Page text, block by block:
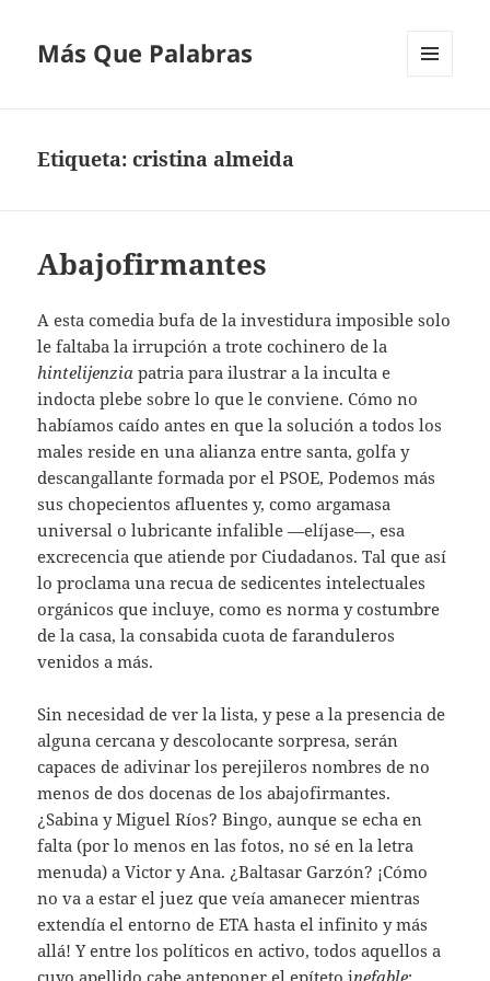
Más Que Palabras
Etiqueta:cristina almeida
Abajofirmantes
A esta comedia bufa de la investidura imposible solo
le faltaba la irrupción a trote cochinero de la
hintelijenzia patria para ilustrar a la inculta e
indocta plebe sobre lo que le conviene. Cómo no
habíamos caído antes en que la solución a todos los
males reside en una alianza entre santa, golfa y
descangallante formada por el PSOE, Podemos más
sus chopecientos afluentes y, como argamasa
universal o lubricante infalible —elíjase—, esa
excrecencia que atiende por Ciudadanos. Tal que así
lo proclama una recua de sedicentes intelectuales
orgánicos que incluye, como es norma y costumbre
de la casa, la consabida cuota de faranduleros
venidos a más.
Sin necesidad de ver la lista, y pese a la presencia de
alguna cercana y descolocante sorpresa, serán
capaces de adivinar los perejileros nombres de no
menos de dos docenas de los abajofirmantes.
¿Sabina y Miguel Ríos? Bingo, aunque se echa en
falta (por lo menos en las fotos, no sé en la letra
menuda) a Victor y Ana. ¿Baltasar Garzón? ¡Cómo
no va a estar el juez que veía amanecer mientras
extendía el entorno de ETA hasta el infinito y más
allá! Y entre los políticos en activo, todos aquellos a